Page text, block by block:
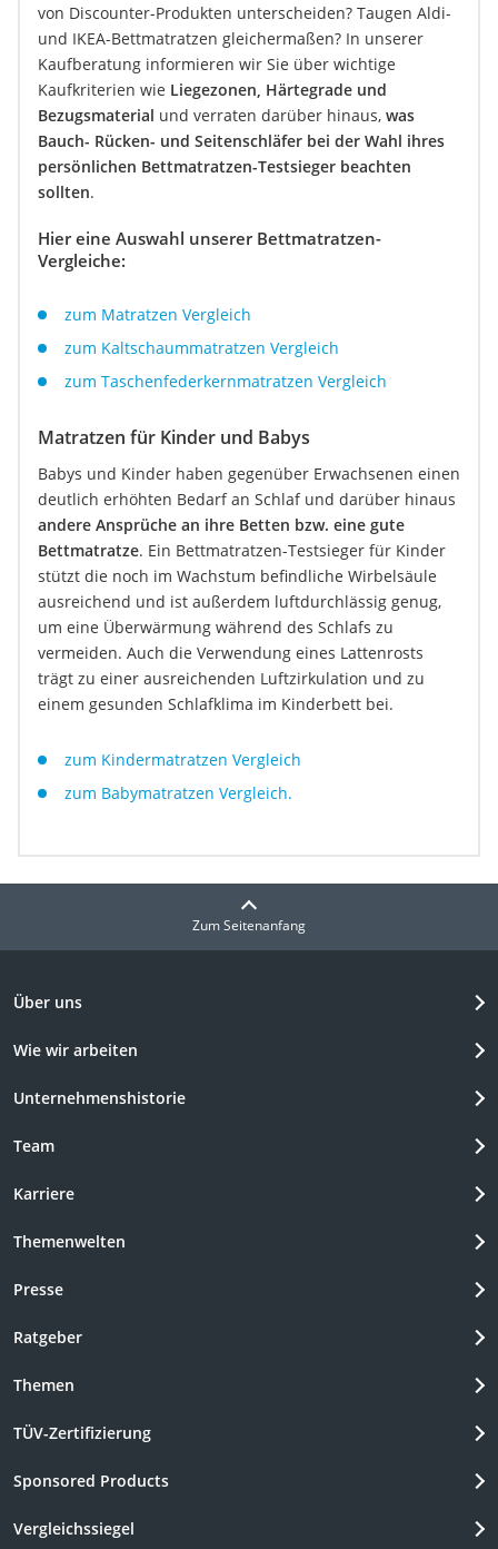
von Discounter-Produkten unterscheiden? Taugen Aldi-
und IKEA-Bettmatratzen gleichermaßen? In unserer
Kaufberatung informieren wir Sie über wichtige
Kaufkriterien wie Liegezonen, Härtegrade und
Bezugsmaterial und verraten darüber hinaus, was
Bauch- Rücken- und Seitenschläfer bei der Wahl ihres
persönlichen Bettmatratzen-Testsieger beachten
sollten.
Hier eine Auswahl unserer Bettmatratzen-
Vergleiche:
zum Matratzen Vergleich
zum Kaltschaummatratzen Vergleich
zum Taschenfederkernmatratzen Vergleich
Matratzen für Kinder und Babys
Babys und Kinder haben gegenüber Erwachsenen einen
deutlich erhöhten Bedarf an Schlaf und darüber hinaus
andere Ansprüche an ihre Betten bzw. eine gute
Bettmatratze. Ein Bettmatratzen-Testsieger für Kinder
stützt die noch im Wachstum befindliche Wirbelsäule
ausreichend und ist außerdem luftdurchlässig genug,
um eine Überwärmung während des Schlafs zu
vermeiden. Auch die Verwendung eines Lattenrosts
trägt zu einer ausreichenden Luftzirkulation und zu
einem gesunden Schlafklima im Kinderbett bei.
zum Kindermatratzen Vergleich
zum Babymatratzen Vergleich.
Zum Seitenanfang
Über uns
Wie wir arbeiten
Unternehmenshistorie
Team
Karriere
Themenwelten
Presse
Ratgeber
Themen
TÜV-Zertifizierung
Sponsored Products
Vergleichssiegel